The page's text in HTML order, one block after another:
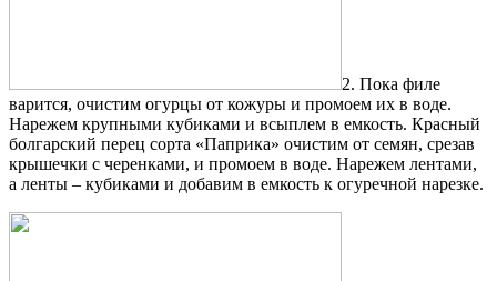
2. Пока филе
варится, очистим огурцы от кожуры и промоем их в воде.
Нарежем крупными кубиками и всыплем в емкость. Красный
болгарский перец сорта «Паприка» очистим от семян, срезав
крышечки с черенками, и промоем в воде. Нарежем лентами,
а ленты – кубиками и добавим в емкость к огуречной нарезке.